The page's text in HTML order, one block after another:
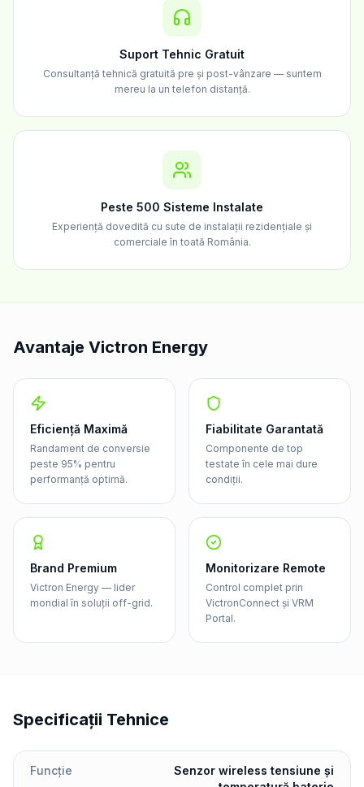
Suport Tehnic Gratuit
Consultanță tehnică gratuită pre și post-vânzare — suntem
mereu la un telefon distanță.
Peste 500 Sisteme Instalate
Experiență dovedită cu sute de instalații rezidențiale și
comerciale în toată România.
Avantaje Victron Energy
Eficiență Maximă
Randament de conversie
peste 95% pentru
performanță optimă.
Fiabilitate Garantată
Componente de top
testate în cele mai dure
condiții.
Brand Premium
Victron Energy — lider
mondial în soluții off-grid.
Monitorizare Remote
Control complet prin
VictronConnect și VRM
Portal.
Specificații Tehnice
Funcție
Senzor wireless tensiune și